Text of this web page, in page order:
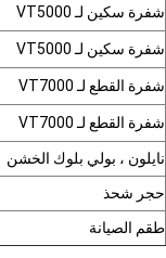
شفرة سكين لـ VT5000
شفرة سكين لـ VT5000
شفرة القطع لـ VT7000
شفرة القطع لـ VT7000
نايلون ، بولي بلوك الخشن
حجر شحذ
طقم الصيانة